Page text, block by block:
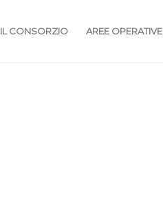
IL CONSORZIO AREE OPERATIVE